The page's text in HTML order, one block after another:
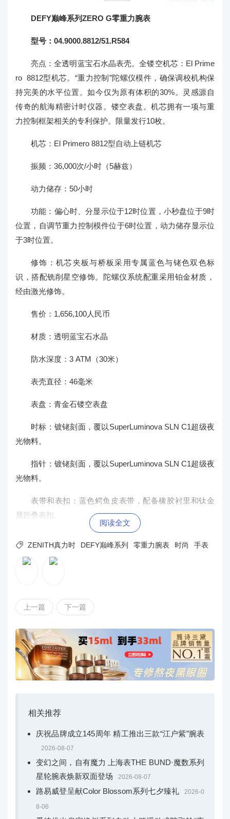
DEFY巅峰系列ZERO G零重力腕表
型号：04.9000.8812/51.R584
亮点：全透明蓝宝石水晶表壳。全镂空机芯：El Prime
ro 8812型机芯。“重力控制”陀螺仪模件，确保调校机构保
持完美的水平位置。如今仅为原有体积的30%。灵感源自
传奇的航海精密计时仪器。镂空表盘。机芯拥有一项与重
力控制框架相关的专利保护。限量发行10枚。
机芯：El Primero 8812型自动上链机芯
振频：36,000次/小时（5赫兹）
动力储存：50小时
功能：偏心时、分显示位于12时位置，小秒盘位于9时
位置，自调节重力控制模件位于6时位置，动力储存显示位
于3时位置。
修饰：机芯夹板与桥板采用专属蓝色与铑色双色标
识，搭配铣削星空修饰。陀螺仪系统配重采用铂金材质，
经由激光修饰。
售价：1,656,100人民币
材质：透明蓝宝石水晶
防水深度：3 ATM（30米）
表壳直径：46毫米
表盘：青金石镂空表盘
时标：镀铑刻面，覆以SuperLuminova SLN C1超级夜
光物料。
指针：镀铑刻面，覆以SuperLuminova SLN C1超级夜
光物料。
表带和表扣：蓝色鳄鱼皮表带，配备橡胶衬里和钛金
属折叠表扣。
阅读全文
 ZENITH真力时 DEFY巅峰系列 零重力腕表 时尚 手表
上一篇 下一篇
相关推荐
庆祝品牌成立145周年 精工推出三款“江户紫”腕表
2026-08-07
变幻之间，自有魔力 上海表THE BUND·魔数系列
星轮腕表焕新双面登场
2026-08-07
路易威登呈献Color Blossom系列七夕臻礼 2026-0
8-06